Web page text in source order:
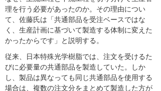
理を行う必要があったのか。その理由につい
て、佐藤氏は「共通部品を受注ベースではな
く、生産計画に基づいて製造する体制に変えた
かったからです」と説明する。
従来、日本特殊光学樹脂では、注文を受けるた
びに必要量の共通部品を製造していた。しか
し、製品は異なっても同じ共通部品を使用する
場合は、複数の注文分をまとめて製造した方が